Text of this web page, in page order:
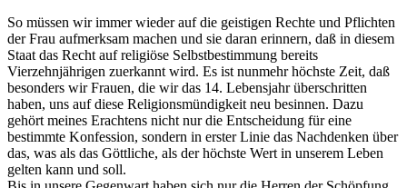
So müssen wir immer wieder auf die geistigen Rechte und Pflichten
der Frau aufmerksam machen und sie daran erinnern, daß in diesem
Staat das Recht auf religiöse Selbstbestimmung bereits
Vierzehnjährigen zuerkannt wird. Es ist nunmehr höchste Zeit, daß
besonders wir Frauen, die wir das 14. Lebensjahr überschritten
haben, uns auf diese Religionsmündigkeit neu besinnen. Dazu
gehört meines Erachtens nicht nur die Entscheidung für eine
bestimmte Konfession, sondern in erster Linie das Nachdenken über
das, was als das Göttliche, als der höchste Wert in unserem Leben
gelten kann und soll.